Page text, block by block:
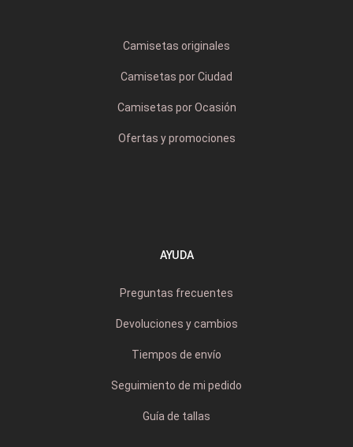
Camisetas originales
Camisetas por Ciudad
Camisetas por Ocasión
Ofertas y promociones
AYUDA
Preguntas frecuentes
Devoluciones y cambios
Tiempos de envío
Seguimiento de mi pedido
Guía de tallas